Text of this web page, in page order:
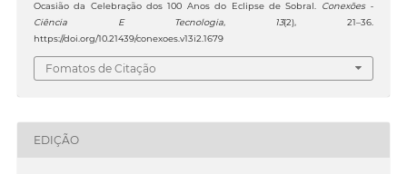
Ocasião da Celebração dos 100 Anos do Eclipse de Sobral.
Conexões -
Ciência E Tecnologia, 13(2), 21–36.
https://doi.org/10.21439/conexoes.v13i2.1679
Fomatos de Citação
EDIÇÃO